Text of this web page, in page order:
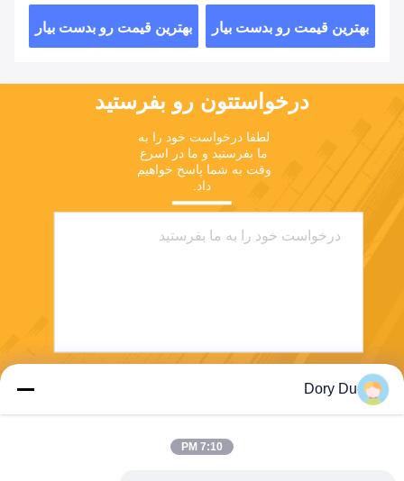
بهترین قیمت رو بدست بیار بهترین قیمت رو بدست بیار
درخواستتون رو بفرستيد
ما بفرستید و ما در اسرع
داد.
Dory Du
7:10 PM